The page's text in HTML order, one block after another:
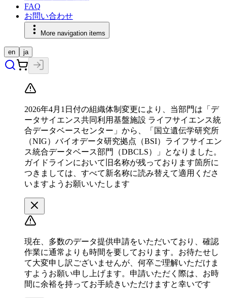
FAQ
お問い合わせ
More navigation items
en ja
2026年4月1日付の組織体制変更により、当部門は「デ
ータサイエンス共同利用基盤施設 ライフサイエンス統
合データベースセンター」から、「国立遺伝学研究所
（NIG）バイオデータ研究拠点（BSI）ライフサイエン
ス統合データベース部門（DBCLS）」となりました。
ガイドラインにおいて旧名称が残っております箇所に
つきましては、すべて新名称に読み替えて適用くださ
いますようお願いいたします
現在、多数のデータ提供申請をいただいており、確認
作業に通常よりも時間を要しております。お待たせし
て大変申し訳ございませんが、何卒ご理解いただけま
すようお願い申し上げます。申請いただく際は、お時
間に余裕を持ってお手続きいただけますと幸いです